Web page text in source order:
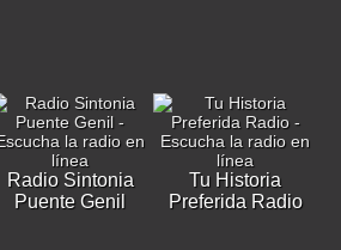
Radio Sintonia
Puente Genil
Tu Historia
Preferida Radio